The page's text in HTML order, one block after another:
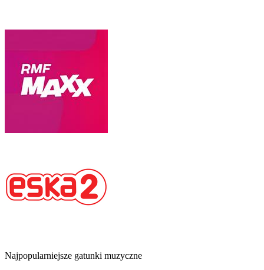
Najpopularniejsze gatunki muzyczne